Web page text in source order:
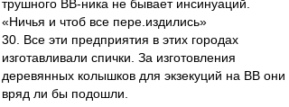
трушного ВВ-ника не бывает инсинуаций.
«Ничья и чтоб все пере.издились»
30. Все эти предприятия в этих городах
изготавливали спички. За изготовления
деревянных колышков для экзекуций на ВВ они
вряд ли бы подошли.